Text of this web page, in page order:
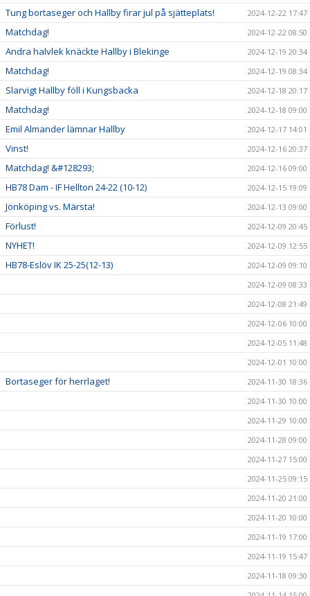
Tung bortaseger och Hallby firar jul på sjätteplats! 2024-12-22 17:47
Matchdag! 2024-12-22 08:50
Andra halvlek knäckte Hallby i Blekinge 2024-12-19 20:34
Matchdag! 2024-12-19 08:34
Slarvigt Hallby föll i Kungsbacka 2024-12-18 20:17
Matchdag! 2024-12-18 09:00
Emil Almander lämnar Hallby 2024-12-17 14:01
Vinst! 2024-12-16 20:37
Matchdag! &#128293; 2024-12-16 09:00
HB78 Dam - IF Hellton 24-22 (10-12) 2024-12-15 19:09
Jönköping vs. Märsta! 2024-12-13 09:00
Förlust! 2024-12-09 20:45
NYHET! 2024-12-09 12:55
HB78-Eslöv IK 25-25(12-13)
2024-12-09 09:10
2024-12-09 08:33
2024-12-08 21:49
2024-12-06 10:00
2024-12-05 11:48
2024-12-01 10:00
Bortaseger för herrlaget!
2024-11-30 18:36
2024-11-30 10:00
2024-11-29 10:00
2024-11-28 09:00
2024-11-27 15:00
2024-11-25 09:15
2024-11-20 21:00
2024-11-20 10:00
2024-11-19 17:00
2024-11-19 15:47
2024-11-18 09:30